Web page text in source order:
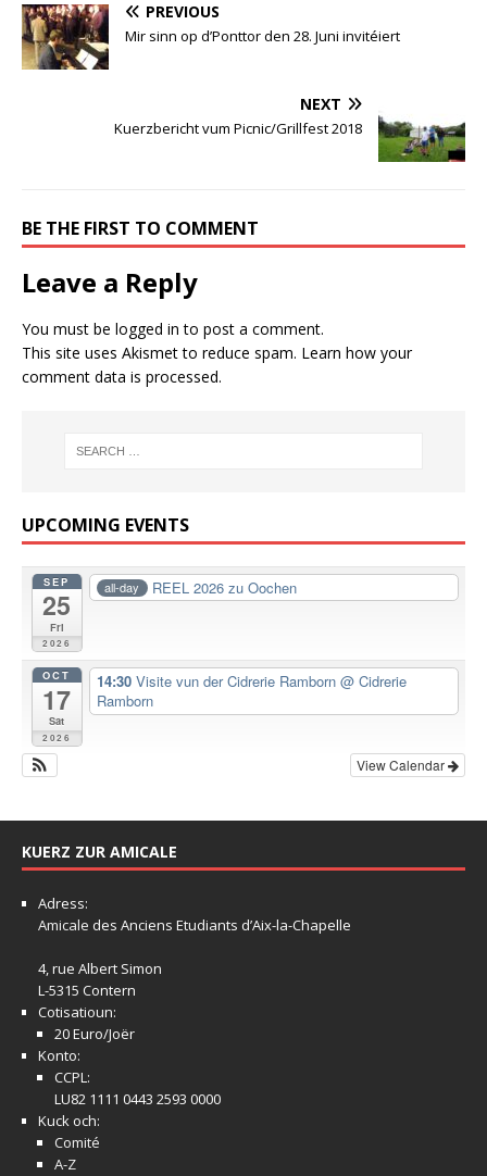
PREVIOUS
Mir sinn op d’Ponttor den 28. Juni invitéiert
NEXT
Kuerzbericht vum Picnic/Grillfest 2018
BE THE FIRST TO COMMENT
Leave a Reply
You must be logged in to post a comment.
This site uses Akismet to reduce spam. Learn how your
comment data is processed.
UPCOMING EVENTS
SEP
25
Fri
2026
all-day REEL 2026 zu Oochen
OCT
17
Sat
2026
14:30 Visite vun der Cidrerie Ramborn @ Cidrerie
Ramborn
View Calendar
KUERZ ZUR AMICALE
Adress:
Amicale des Anciens Etudiants d’Aix-la-Chapelle
4, rue Albert Simon
L-5315 Contern
Cotisatioun:
20 Euro/Joër
Konto:
CCPL:
LU82 1111 0443 2593 0000
Kuck och:
Comité
A-Z